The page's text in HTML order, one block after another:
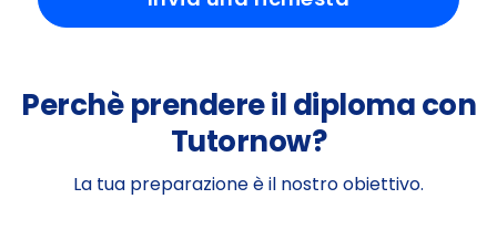
Perchè prendere il diploma con
Tutornow?
La tua preparazione è il nostro obiettivo.